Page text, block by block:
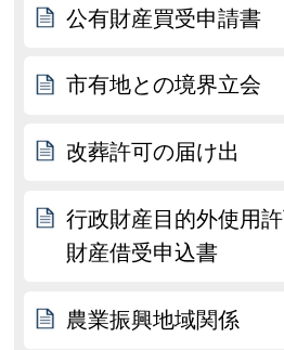
公有財産買受申請書
市有地との境界立会
改葬許可の届け出
行政財産目的外使用
財産借受申込書
農業振興地域関係